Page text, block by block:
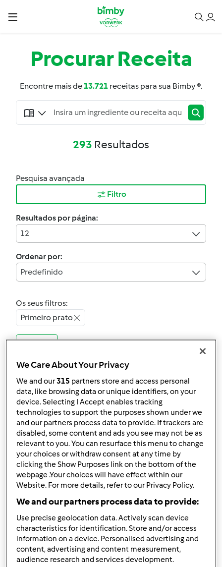
ProcurarReceita
Encontre mais de13.721 receitas para sua Bimby ®.
293 Resultados
Pesquisa avançada
Filtro
Resultados por página:
12
Ordenar por:
Predefinido
Os seus filtros:
Primeiro prato
Limpar
(3)
Massa com cogumelos
e bacon
porGast
5.0(2)
banana e maçã
porSandra Lara
2 Fácil
We Care About Your Privacy
We and our315 partners store and access personal
data, like browsing data or unique identifiers, on your
device. Selecting I Accept enables tracking
technologies to support the purposes shown under we
and our partners process data to provide. If trackers are
disabled, some content and ads you see may not be as
relevant to you. You can resurface this menu to change
your choices or withdraw consent at any time by
clicking the Show Purposes link on the bottom of the
webpage .Your choices will have effect within our
Website. For more details, refer to our Privacy Policy.
We and our partners process data to provide:
Use precise geolocation data. Actively scan device
characteristics for identification. Store and/or access
information on a device. Personalised advertising and
content, advertising and content measurement,
audience research and services development.